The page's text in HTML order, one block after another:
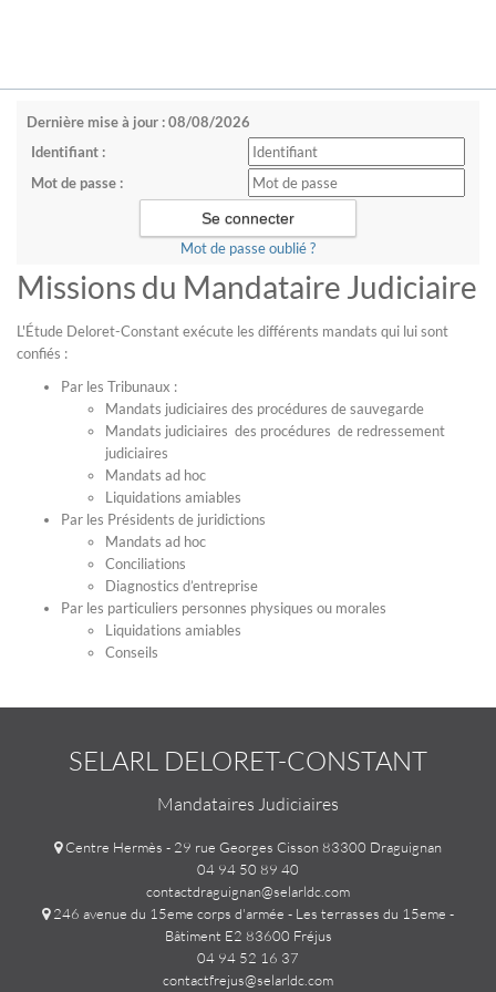
Dernière mise à jour : 08/08/2026
Identifiant :
Mot de passe :
Mot de passe oublié ?
Missions du Mandataire Judiciaire
L'Étude Deloret-Constant exécute les différents mandats qui lui sont
confiés :
Par les Tribunaux :
Mandats judiciaires des procédures de sauvegarde
Mandats judiciaires des procédures de redressement
judiciaires
Mandats ad hoc
Liquidations amiables
Par les Présidents de juridictions
Mandats ad hoc
Conciliations
Diagnostics d’entreprise
Par les particuliers personnes physiques ou morales
Liquidations amiables
Conseils
SELARL DELORET-CONSTANT
Mandataires Judiciaires
Centre Hermès - 29 rue Georges Cisson 83300 Draguignan
04 94 50 89 40
contactdraguignan@selarldc.com
246 avenue du 15eme corps d'armée - Les terrasses du 15eme -
Bâtiment E2 83600 Fréjus
04 94 52 16 37
contactfrejus@selarldc.com